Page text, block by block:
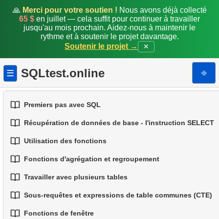
🙏 Merci pour votre soutien ! Nous avons déjà collecté
65 $ en juillet — cela suffit pour continuer à travailler
jusqu'au mois prochain. Aidez-nous à maintenir le
rythme et à soutenir le projet davantage.
Soutenir le projet →
✕
☰ SQLtest.online ⎆
Premiers pas avec SQL
1.Introduction aux bases de données
Comprendre les valeurs NULL en SQL
Récupération de données de base - l'instruction SELECT
1.Sélectionner des données d'une table
Filtrage des données
Utilisation des fonctions
1.Fonctions SQL intégrées
Fonctions de chaîne courantes
Fonctions d'agrégation et regroupement
1.Fonctions d'agrégation de base
Regrouper les données
Travailler avec plusieurs tables
1.Fondamentaux des JOINs en SQL
Sous-requêtes et expressions de table communes (CTE)
1.Introduction aux sous-requêtes
Fonctions de fenêtre